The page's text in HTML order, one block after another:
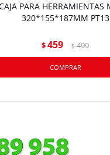
PARA HERRAMIENTAS
320*155*187MM PT13
$459 $ 499